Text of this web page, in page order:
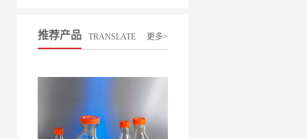
推荐产品 TRANSLATE 更多>